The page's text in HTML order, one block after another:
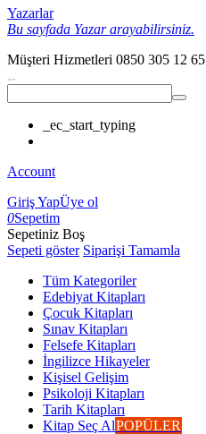
Yazarlar
Bu sayfada Yazar arayabilirsiniz.
Müşteri Hizmetleri 0850 305 12 65
_ec_start_typing
Account
Giriş YapÜye ol
0Sepetim
Sepetiniz Boş
Sepeti göster Siparişi Tamamla
Tüm Kategoriler
Edebiyat Kitapları
Çocuk Kitapları
Sınav Kitapları
Felsefe Kitapları
İngilizce Hikayeler
Kişisel Gelişim
Psikoloji Kitapları
Tarih Kitapları
Kitap Seç AlPOPÜLER